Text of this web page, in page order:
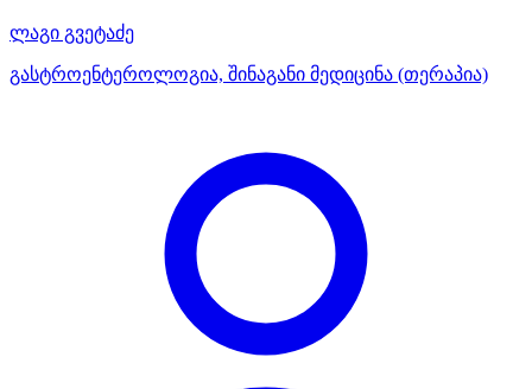
ლაგი გვეტაძე
გასტროენტეროლოგია, შინაგანი მედიცინა (თერაპია)